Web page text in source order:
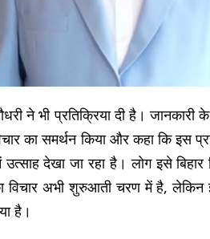
ने भी प्रतिक्रिया दी है। जानकारी
का समर्थन किया और कहा कि इस
देखा जा रहा है। लोग इसे
विचार अभी शुरुआती चरण में है, लेकिन
है।